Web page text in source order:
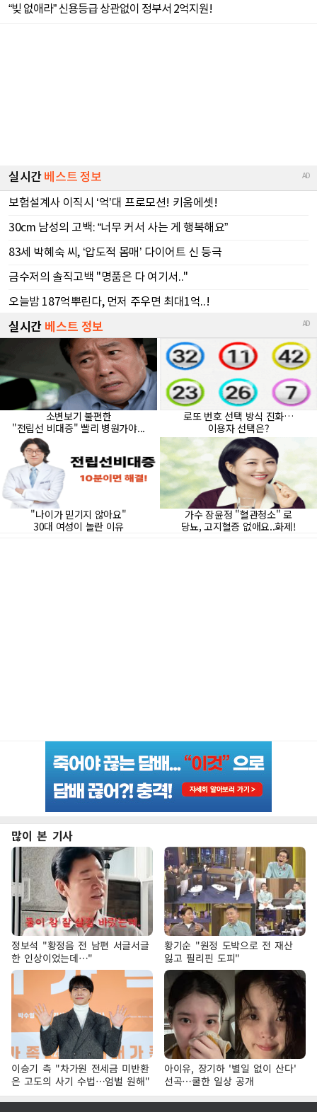
많이 본 기사
정보석 "황정음 전 남편 서글서글
한 인상이었는데…"
황기순 "원정 도박으로 전 재산
잃고 필리핀 도피"
이승기 측 "차가원 전세금 미반환
은 고도의 사기 수법…엄벌 원해"
아이유, 장기하 '별일 없이 산다'
선곡…쿨한 일상 공개